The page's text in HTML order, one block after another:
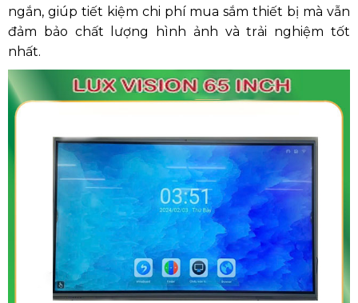
ngắn, giúp tiết kiệm chi phí mua sắm thiết bị mà vẫn
đảm bảo chất lượng hình ảnh và trải nghiệm tốt
nhất.